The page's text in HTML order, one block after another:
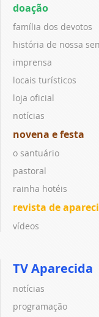
doação
família dos devotos
história de nossa
imprensa
locais turísticos
loja oficial
notícias
novena e festa
o santuário
pastoral
rainha hotéis
revista de
vídeos
TV Aparecida
notícias
programação